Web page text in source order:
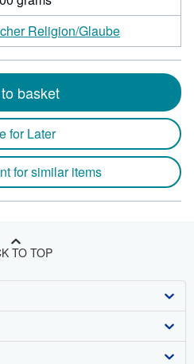
Religion/Glaube
basket
for Later
for similar items
TO TOP